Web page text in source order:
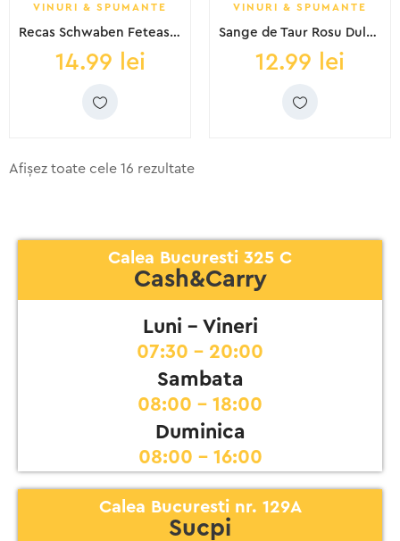
VINURI & SPUMANTE
Recas Schwaben Feteasca regala ds 0.75L
14.99 lei
VINURI & SPUMANTE
Sange de Taur Rosu Dulce 0.75L 6b SGR
12.99 lei
Afișez toate cele 16 rezultate
Calea Bucuresti 325 C
Cash&Carry
Luni - Vineri
07:30 - 20:00
Sambata
08:00 - 18:00
Duminica
08:00 - 16:00
Calea Bucuresti nr. 129A
Sucpi